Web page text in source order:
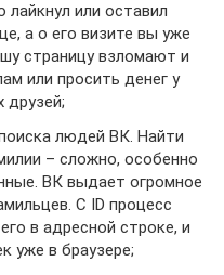
лайкнул или оставил
а о его визите вы уже
страницу взломают и
или просить денег у
друзей;
людей ВК. Найти
– сложно, особенно
ВК выдает огромное
С ID процесс
в адресной строке, и
уже в браузере;